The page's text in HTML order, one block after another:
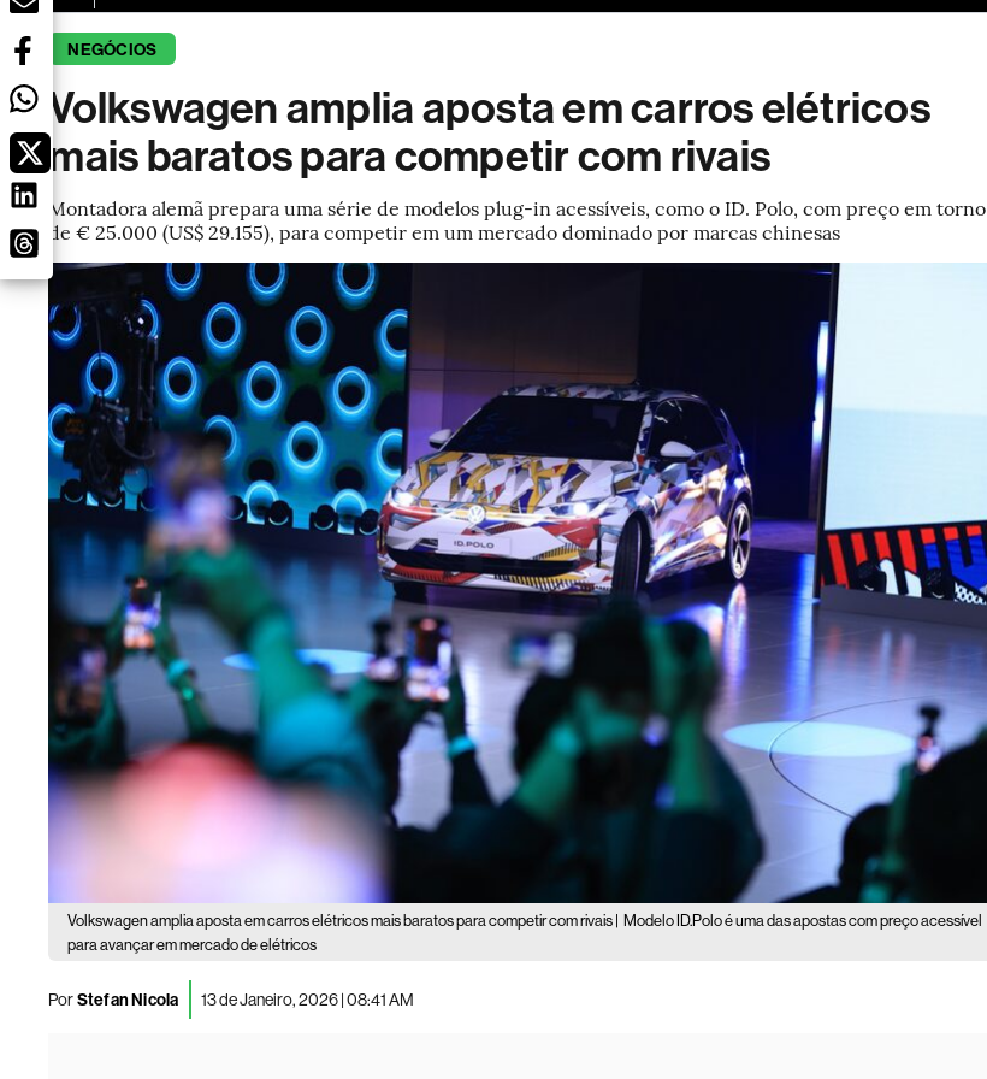
NEGÓCIOS
Volkswagen amplia aposta em carros elétricos
mais baratos para competir com rivais
Montadora alemã prepara uma série de modelos plug-in acessíveis, como o ID. Polo, com preço em torno
de € 25.000 (US$ 29.155), para competir em um mercado dominado por marcas chinesas
Volkswagen amplia aposta em carros elétricos mais baratos para competir com rivais |
Modelo ID.Polo é uma das apostas com preço acessível
para avançar em mercado de elétricos
PorStefan Nicola 13 de Janeiro, 2026 | 08:41 AM